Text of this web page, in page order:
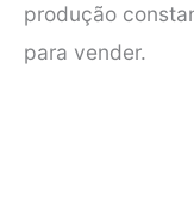
produção
para vender.